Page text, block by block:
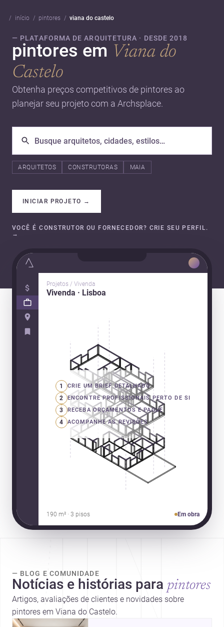
início pintores viana do castelo
— PLATAFORMA DE ARQUITETURA · DESDE 2018
pintores em Viana do
Castelo
Obtenha preços competitivos de pintores ao
planejar seu projeto com a Archsplace.
ARQUITETOS CONSTRUTORAS MAIA
INICIAR PROJETO →
VOCÊ É CONSTRUTOR OU FORNECEDOR? CRIE SEU PERFIL.
→
Projetos / Vivenda
Vivenda · Lisboa
1 CRIE UM BRIEF DETALHADO
2 ENCONTRE PROFISSIONAIS PERTO DE SI
3 RECEBA ORÇAMENTOS E PAGUE
4 ACOMPANHE AS REVISÕES
190 m² · 3 pisos Em obra
— BLOG E COMUNIDADE
Notícias e histórias para pintores
Artigos, avaliações de clientes e novidades sobre
pintores em Viana do Castelo.